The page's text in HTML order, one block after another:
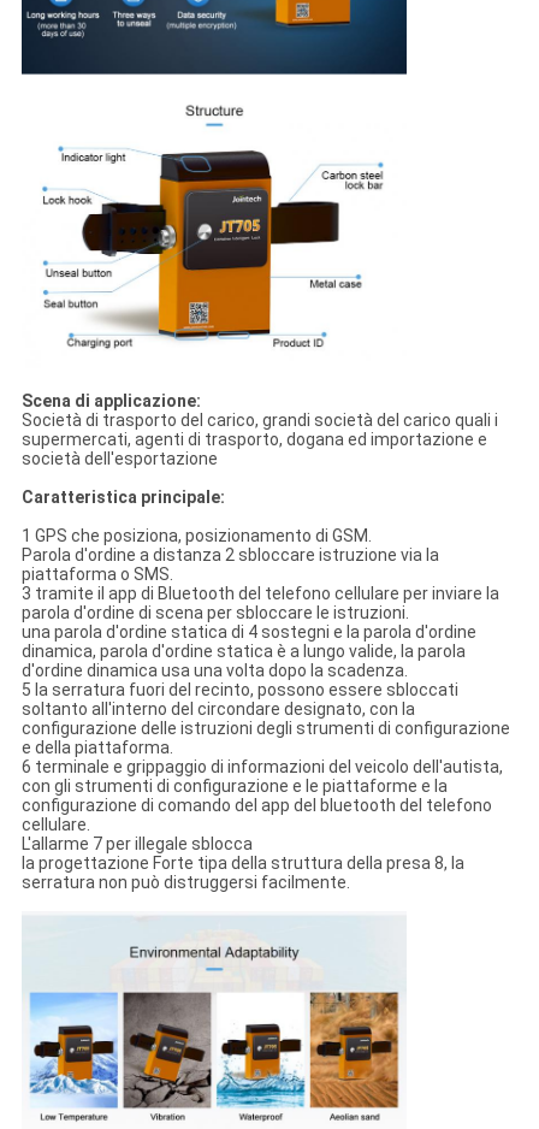
Scena di applicazione:
Società di trasporto del carico, grandi società del carico quali i
supermercati, agenti di trasporto, dogana ed importazione e
società dell'esportazione
Caratteristica principale:
1 GPS che posiziona, posizionamento di GSM.
Parola d'ordine a distanza 2 sbloccare istruzione via la
piattaforma o SMS.
3 tramite il app di Bluetooth del telefono cellulare per inviare la
parola d'ordine di scena per sbloccare le istruzioni.
una parola d'ordine statica di 4 sostegni e la parola d'ordine
dinamica, parola d'ordine statica è a lungo valide, la parola
d'ordine dinamica usa una volta dopo la scadenza.
5 la serratura fuori del recinto, possono essere sbloccati
soltanto all'interno del circondare designato, con la
configurazione delle istruzioni degli strumenti di configurazione
e della piattaforma.
6 terminale e grippaggio di informazioni del veicolo dell'autista,
con gli strumenti di configurazione e le piattaforme e la
configurazione di comando del app del bluetooth del telefono
cellulare.
L'allarme 7 per illegale sblocca
la progettazione Forte tipa della struttura della presa 8, la
serratura non può distruggersi facilmente.